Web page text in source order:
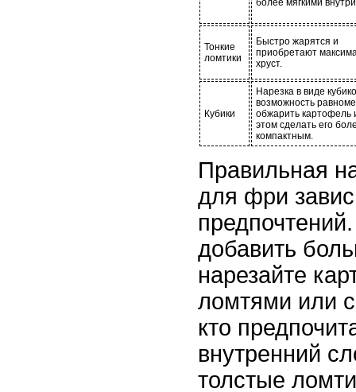
Тонкие
ломтики
Быстро жарятся и
приобретают
хруст.
Кубики
Нарезка в виде
возможность
обжарить картофель
этом сделать его
компактным.
Правильная
для фри
добавить
нарезайте
ломтями или
кто
внутренний
толстые